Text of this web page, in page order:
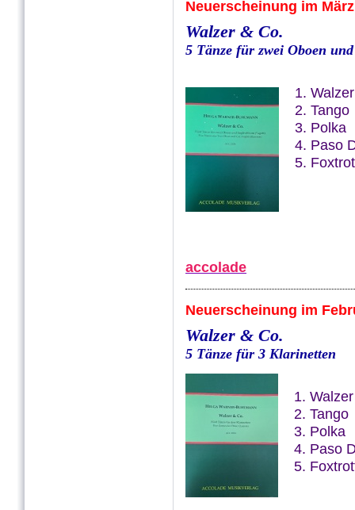
Neuerscheinung im
Walzer & Co.
5 Tänze für zwei Oboen
1. Walzer
2. Tango
3. Polka
4. Paso
5.
accolade
Neuerscheinung im
Walzer & Co.
5 Tänze für 3 Klarinetten
1. Walzer
2. Tango
3. Polka
4. Paso
5.